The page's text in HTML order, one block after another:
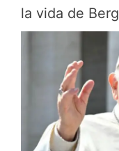
la vida de